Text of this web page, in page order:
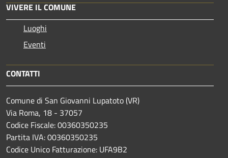
VIVERE IL COMUNE
Luoghi
Eventi
CONTATTI
Comune di San Giovanni Lupatoto (VR)
Via Roma, 18 - 37057
Codice Fiscale: 00360350235
Partita IVA: 00360350235
Codice Unico Fatturazione: UFA9B2